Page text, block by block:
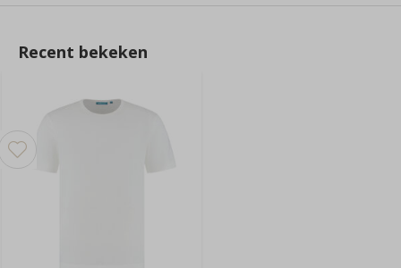
Recent bekeken